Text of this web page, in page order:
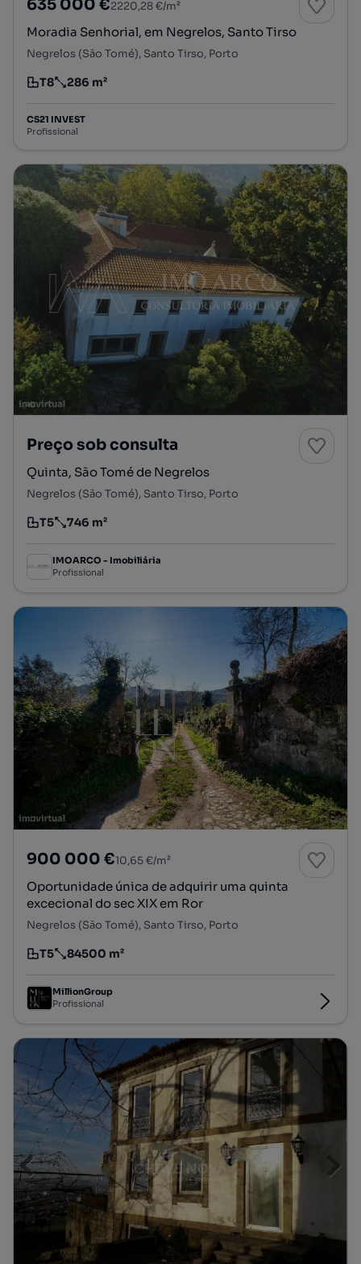
635 000 €2220,28 €/m²
Moradia Senhorial, em Negrelos, Santo Tirso
Negrelos (São Tomé), Santo Tirso, Porto
Tipologia
T8
Preço por metro quadrado
286 m²
CS21 INVEST
Profissional
Preço sob consulta
Quinta, São Tomé de Negrelos
Negrelos (São Tomé), Santo Tirso, Porto
Tipologia
T5
Preço por metro quadrado
746 m²
IMOARCO - Imobiliária
Profissional
900 000 €10,65 €/m²
Oportunidade única de adquirir uma quinta
excecional do sec XIX em Ror
Negrelos (São Tomé), Santo Tirso, Porto
Tipologia
T5
Preço por metro quadrado
84500 m²
MillionGroup
Profissional